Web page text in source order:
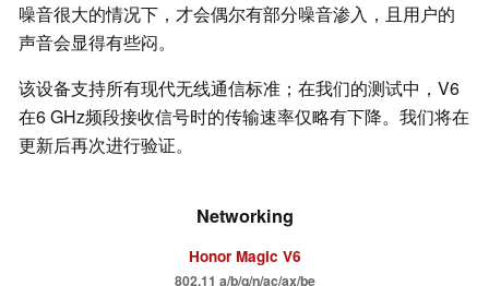
噪音很大的情况下，才会偶尔有部分噪音渗入，且用户的
声音会显得有些闷。
该设备支持所有现代无线通信标准；在我们的测试中，V6
在6 GHz频段接收信号时的传输速率仅略有下降。我们将在
更新后再次进行验证。
Networking
Honor Magic V6
802.11 a/​b/​g/​n/​ac/​ax/​be